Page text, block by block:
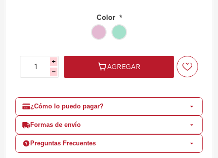
Color *
i
h
AGREGAR
¿Cómo lo puedo pagar?
Formas de envío
Preguntas Frecuentes